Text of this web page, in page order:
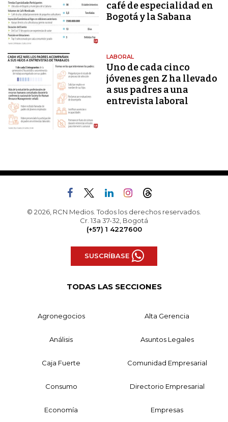
café de especialidad en
Bogotá y la Sabana
LABORAL
Uno de cada cinco
jóvenes gen Z ha llevado
a sus padres a una
entrevista laboral
© 2026, RCN Medios. Todos los derechos reservados.
Cr. 13a 37-32, Bogotá
(+57) 1 4227600
SUSCRÍBASE
TODAS LAS SECCIONES
Agronegocios Alta Gerencia
Análisis Asuntos Legales
Caja Fuerte Comunidad Empresarial
Consumo Directorio Empresarial
Economía Empresas